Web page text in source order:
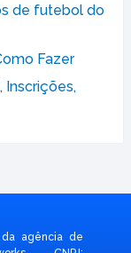
de futebol do
Fazer
Inscrições,
da agência de